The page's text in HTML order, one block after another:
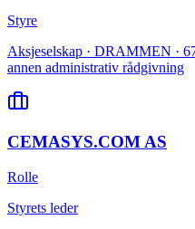
Styre
Aksjeselskap · DRAMMEN ·
annen administrativ rådgivning
CEMASYS.COM AS
Rolle
Styrets leder